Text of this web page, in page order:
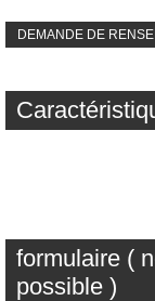
DEMANDE DE
formulaire (
possible )